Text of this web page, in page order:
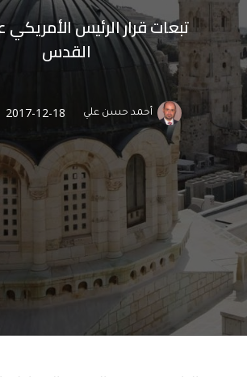
تبعات قرار الرئيس
القدس
أحمد حسن علي 2017-12-18